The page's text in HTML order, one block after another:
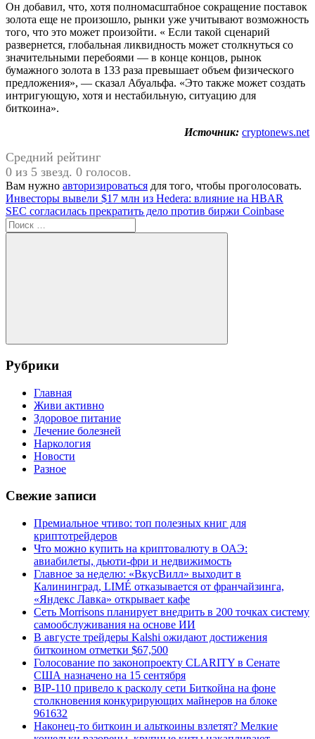
Он добавил, что, хотя полномасштабное сокращение поставок
золота еще не произошло, рынки уже учитывают возможность
того, что это может произойти. « Если такой сценарий
развернется, глобальная ликвидность может столкнуться со
значительными перебоями — в конце концов, рынок
бумажного золота в 133 раза превышает объем физического
предложения», — сказал Абуальфа. «Это также может создать
интригующую, хотя и нестабильную, ситуацию для
биткоина».
Источник: cryptonews.net
Средний рейтинг
0 из 5 звезд. 0 голосов.
Вам нужно авторизироваться для того, чтобы проголосовать.
Навигация
по
записям
Предыдущая
запись:
Инвесторы вывели $17 млн из Hedera: влияние на HBAR
Следующая
запись:
SEC согласилась прекратить дело против биржи Coinbase
Поиск
для:
Поиск
Рубрики
Главная
Живи активно
Здоровое питание
Лечение болезней
Наркология
Новости
Разное
Свежие записи
Премиальное чтиво: топ полезных книг для
криптотрейдеров
Что можно купить на криптовалюту в ОАЭ:
авиабилеты, дьюти-фри и недвижимость
Главное за неделю: «ВкусВилл» выходит в
Калининград, LIMÉ отказывается от франчайзинга,
«Яндекс Лавка» открывает кафе
Сеть Morrisons планирует внедрить в 200 точках систему
самообслуживания на основе ИИ
В августе трейдеры Kalshi ожидают достижения
биткоином отметки $67,500
Голосование по законопроекту CLARITY в Сенате
США назначено на 15 сентября
BIP-110 привело к расколу сети Биткойна на фоне
столкновения конкурирующих майнеров на блоке
961632
Наконец-то биткоин и альткоины взлетят? Мелкие